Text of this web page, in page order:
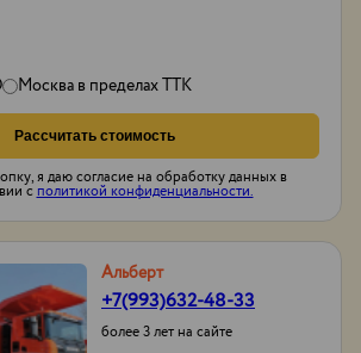
Москва в пределах ТТК
Рассчитать стоимость
я даю согласие на обработку данных в
с политикой конфиденциальности.
Альберт
+7(993)632-48-33
более 3 лет на сайте